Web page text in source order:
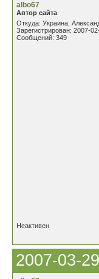
albo67
Автор сайта
Откуда: Украина,
Зарегистрирован: 2007-
Сообщений: 349
Неактивен
2007-03-